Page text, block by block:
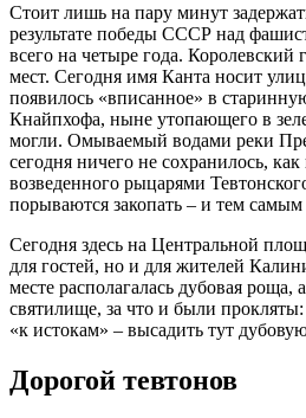
Стоит лишь на пару минут
результате победы СССР над
всего на четыре года.
мест. Сегодня имя Канта носит
появилось «вписанное» в
Кнайпхофа, ныне утопающего в
могли. Омываемый водами реки
сегодня ничего не сохранилось,
возведенного рыцарями
порываются закопать – и тем
Сегодня здесь на Центральной
для гостей, но и для жителей
месте располагалась дубовая
святилище, за что и были прокляты:
«к истокам» – высадить тут
Дорогой тевтонов